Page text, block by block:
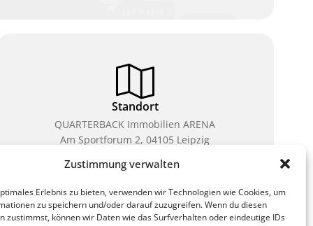
Zustimmung verwalten
Erlebnis zu bieten, verwenden wir Technologien wie Cookies, um
zu speichern und/oder darauf zuzugreifen. Wenn du diesen
zustimmst, können wir Daten wie das Surfverhalten oder eindeutige IDs
Standort
QUARTERBACK Immobilien ARENA
Am Sportforum 2, 04105 Leipzig
Sie erreichen uns mit dem Öffentlichen Nahverkehr:
Waldplatz/Arena. Kostenfreies Parken ist während
des Ticketkaufs möglich.